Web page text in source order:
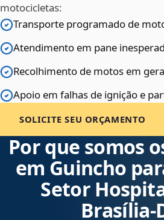
motocicletas:
Transporte programado de
Atendimento em pane
Recolhimento de motos em
Apoio em falhas de ignição e
SOLICITE SEU ORÇAMENTO
Por que somos
em Guincho
Setor